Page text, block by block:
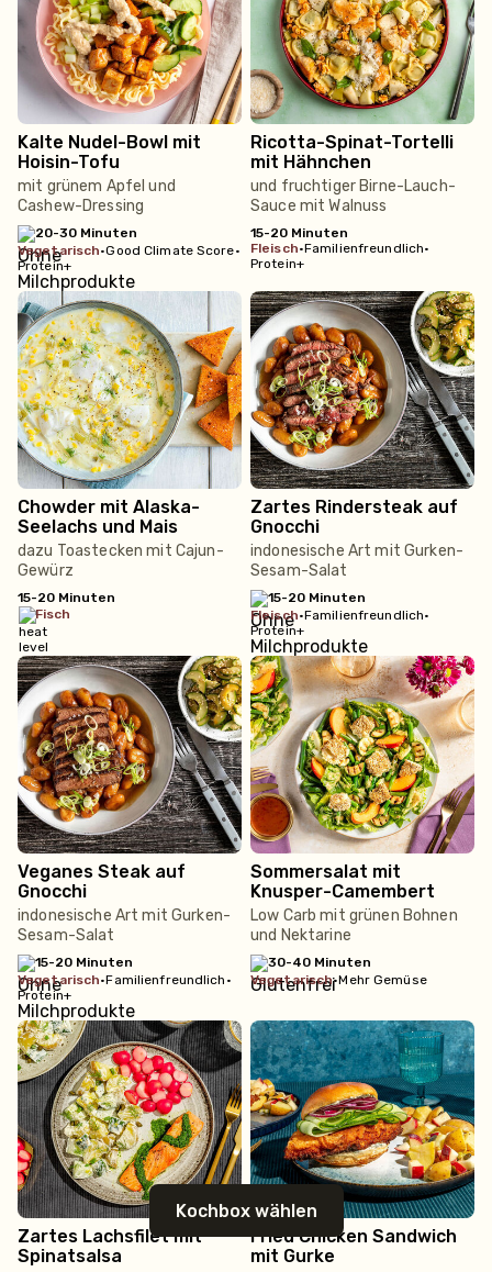
Kalte Nudel-Bowl mit
Hoisin-Tofu
mit grünem Apfel und
Cashew-Dressing
20-30 Minuten
vegetarisch•Good Climate Score•
Protein+
Ricotta-Spinat-Tortelli
mit Hähnchen
und fruchtiger Birne-Lauch-
Sauce mit Walnuss
15-20 Minuten
fleisch•Familienfreundlich•
Protein+
Chowder mit Alaska-
Seelachs und Mais
dazu Toastecken mit Cajun-
Gewürz
15-20 Minuten
fisch
Zartes Rindersteak auf
Gnocchi
indonesische Art mit Gurken-
Sesam-Salat
15-20 Minuten
fleisch•Familienfreundlich•
Protein+
Veganes Steak auf
Gnocchi
indonesische Art mit Gurken-
Sesam-Salat
15-20 Minuten
vegetarisch•Familienfreundlich •
Protein+
Sommersalat mit
Knusper-Camembert
Low Carb mit grünen Bohnen
und Nektarine
30-40 Minuten
vegetarisch•Mehr Gemüse
Zartes Lachsfilet mit
Spinatsalsa
Fried Chicken Sandwich
mit Gurke
Kochbox wählen